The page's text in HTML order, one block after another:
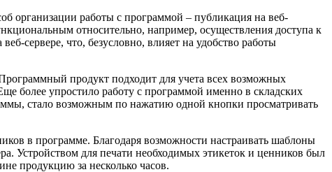
организации работы с программой – публикация на веб-
относительно, например, осуществления доступа к
сервере, что, безусловно, влияет на удобство работы
продукт подходит для учета всех возможных
более упростило работу с программой именно в складских
стало возможным по нажатию одной кнопки просматривать
в программе. Благодаря возможности настраивать шаблоны
Устройством для печати необходимых этикеток и ценников был
продукцию за несколько часов.